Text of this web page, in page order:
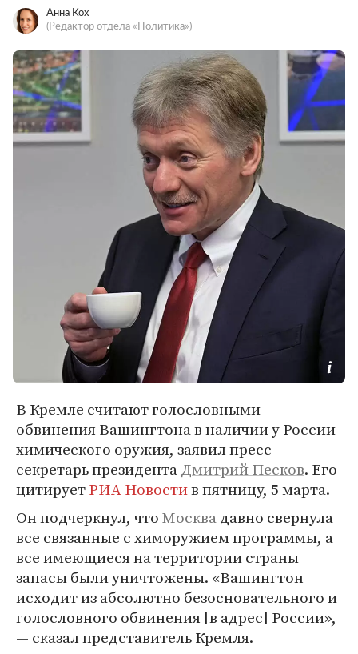
Анна Кох
(Редактор отдела «Политика»)
В Кремле считают голословными
обвинения Вашингтона в наличии у России
химического оружия, заявил пресс-
секретарь президентаДмитрий Песков. Его
цитируетРИА Новостив пятницу, 5 марта.
Он подчеркнул, чтоМосквадавно свернула
все связанные с химоружием программы, а
все имеющиеся на территории страны
запасы были уничтожены. «Вашингтон
исходит из абсолютно безосновательного и
голословного обвинения [в адрес] России»,
— сказал представитель Кремля.